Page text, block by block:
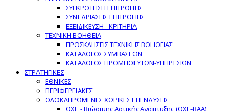
ΣΥΓΚΡΟΤΗΣΗ ΕΠΙΤΡΟΠΗΣ
ΣΥΝΕΔΡΙΑΣΕΙΣ ΕΠΙΤΡΟΠΗΣ
ΕΞΕΙΔΙΚΕΥΣΗ - ΚΡΙΤΗΡΙΑ
ΤΕΧΝΙΚΗ ΒΟΗΘΕΙΑ
ΠΡΟΣΚΛΗΣΕΙΣ ΤΕΧΝΙΚΗΣ ΒΟΗΘΕΙΑΣ
ΚΑΤΑΛΟΓΟΣ ΣΥΜΒΑΣΕΩΝ
ΚΑΤΑΛΟΓΟΣ ΠΡΟΜΗΘΕΥΤΩΝ-ΥΠΗΡΕΣΙΩΝ
ΣΤΡΑΤΗΓΙΚΕΣ
ΕΘΝΙΚΕΣ
ΠΕΡΙΦΕΡΕΙΑΚΕΣ
ΟΛΟΚΛΗΡΩΜΕΝΕΣ ΧΩΡΙΚΕΣ ΕΠΕΝΔΥΣΕΙΣ
ΟΧΕ - Βιώσιμης Αστικής Ανάπτυξης (ΟΧΕ-ΒΑΑ)